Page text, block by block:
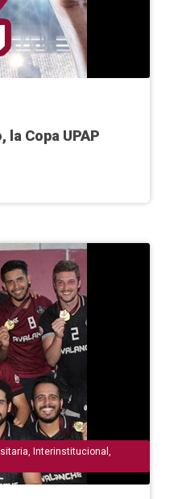
la Copa UPAP
Interinstitucional